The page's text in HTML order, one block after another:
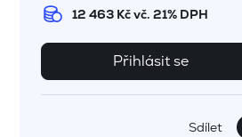
12 463 Kč vč. 21% DPH
Přihlásit se
Sdílet